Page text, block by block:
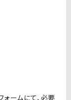
ームにて、必要